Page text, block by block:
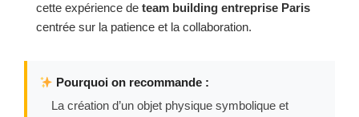
cette expérience de team building entreprise Paris
centrée sur la patience et la collaboration.
Pourquoi on recommande :
La création d’un objet physique symbolique et